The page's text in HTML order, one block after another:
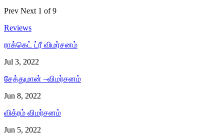
Prev Next 1 of 9
Reviews
ராக்கெட் ட்ரீ விமர்சனம்
Jul 3, 2022
சேத்துமான் –விமர்சனம்
Jun 8, 2022
விக்ரம் விமர்சனம்
Jun 5, 2022